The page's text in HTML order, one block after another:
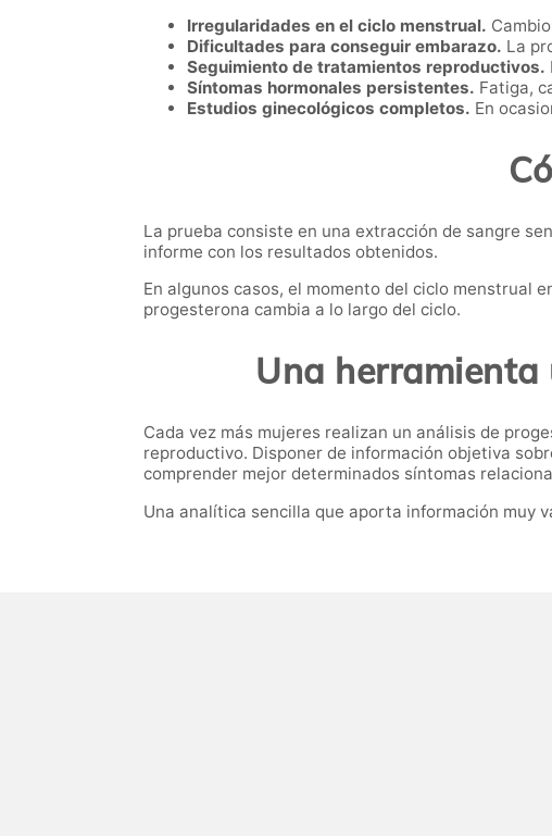
Irregularidades en el ciclo menstrual.
Dificultades para conseguir embarazo. La
Seguimiento de tratamientos reproductivos.
Síntomas hormonales persistentes. Fatiga,
Estudios ginecológicos completos. En
La prueba consiste en una extracción de sangre
informe con los resultados obtenidos.
En algunos casos, el momento del ciclo menstrual
progesterona cambia a lo largo del ciclo.
Una
Cada vez más mujeres realizan un análisis de
reproductivo. Disponer de información objetiva
comprender mejor determinados síntomas
Una analítica sencilla que aporta información muy